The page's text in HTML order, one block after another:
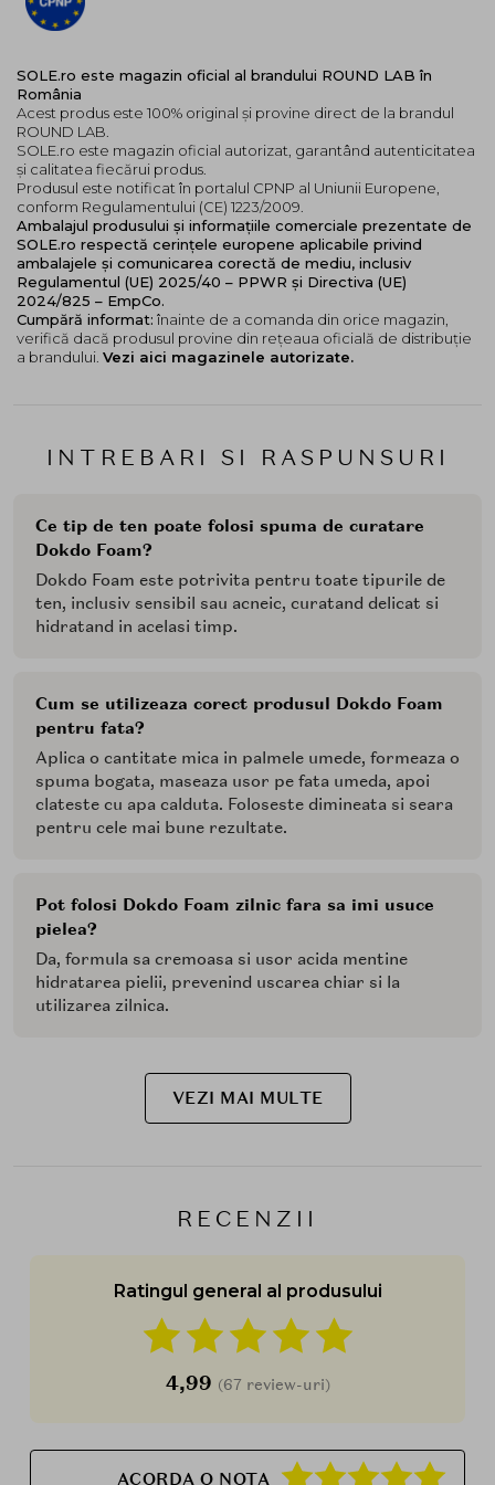
INTREBARI SI RASPUNSURI
Ce tip de ten poate folosi spuma de curatare
Dokdo Foam?
Dokdo Foam este potrivita pentru toate tipurile de
ten, inclusiv sensibil sau acneic, curatand delicat si
hidratand in acelasi timp.
Cum se utilizeaza corect produsul Dokdo Foam
pentru fata?
Aplica o cantitate mica in palmele umede, formeaza o
spuma bogata, maseaza usor pe fata umeda, apoi
clateste cu apa calduta. Foloseste dimineata si seara
pentru cele mai bune rezultate.
Pot folosi Dokdo Foam zilnic fara sa imi usuce
pielea?
Da, formula sa cremoasa si usor acida mentine
hidratarea pielii, prevenind uscarea chiar si la
utilizarea zilnica.
VEZI MAI MULTE
umiditatii, imbunatateste structura pielii si
promoveaza regenerarea celulelor acesteia, reduce
Mod de utilizare:
Aplicati o cantitate adecvata de produs in palme si
formati spuma. Masati usor pe fata umeda si clatiti cu
apa calduta. A se utiliza dimineata si seara.
SOLE.ro este magazin oficial al brandului ROUND LAB în
România
Acest produs este 100% original și provine direct de la brandul
ROUND LAB.
SOLE.ro este magazin oficial autorizat, garantând autenticitatea
și calitatea fiecărui produs.
Produsul este notificat în portalul CPNP al Uniunii Europene,
conform Regulamentului (CE) 1223/2009.
Ambalajul produsului și informațiile comerciale prezentate de
SOLE.ro respectă cerințele europene aplicabile privind
ambalajele și comunicarea corectă de mediu, inclusiv
Regulamentul (UE) 2025/40 – PPWR și Directiva (UE)
2024/825 – EmpCo.
Cumpără informat: înainte de a comanda din orice magazin,
verifică dacă produsul provine din rețeaua oficială de distribuție
a brandului. Vezi aici magazinele autorizate.
RECENZII
Ratingul general al produsului
4,99 (67 review-uri)
ACORDA O NOTA